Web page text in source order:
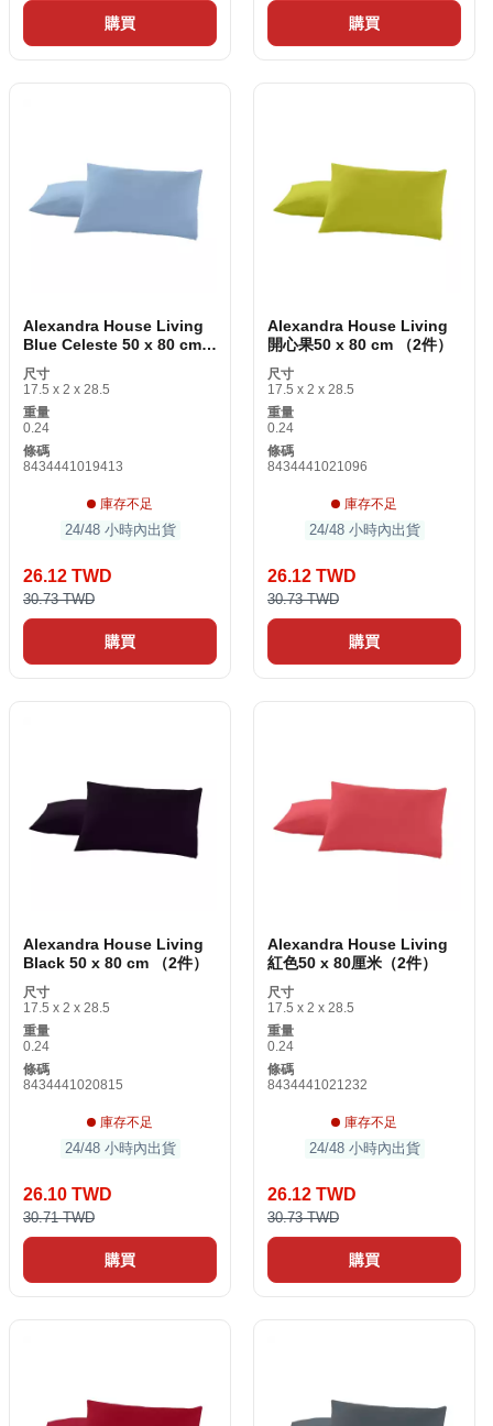
購買 購買
Alexandra House Living
Blue Celeste 50 x 80 cm
（2件）
尺寸
17.5 x 2 x 28.5
重量
0.24
條碼
8434441019413
庫存不足
24/48 小時內出貨
26.12 TWD
30.73 TWD
購買
Alexandra House Living
開心果50 x 80 cm （2件）
尺寸
17.5 x 2 x 28.5
重量
0.24
條碼
8434441021096
庫存不足
24/48 小時內出貨
26.12 TWD
30.73 TWD
購買
Alexandra House Living
Black 50 x 80 cm （2件）
尺寸
17.5 x 2 x 28.5
重量
0.24
條碼
8434441020815
庫存不足
24/48 小時內出貨
26.10 TWD
30.71 TWD
購買
Alexandra House Living
紅色50 x 80厘米（2件）
尺寸
17.5 x 2 x 28.5
重量
0.24
條碼
8434441021232
庫存不足
24/48 小時內出貨
26.12 TWD
30.73 TWD
購買